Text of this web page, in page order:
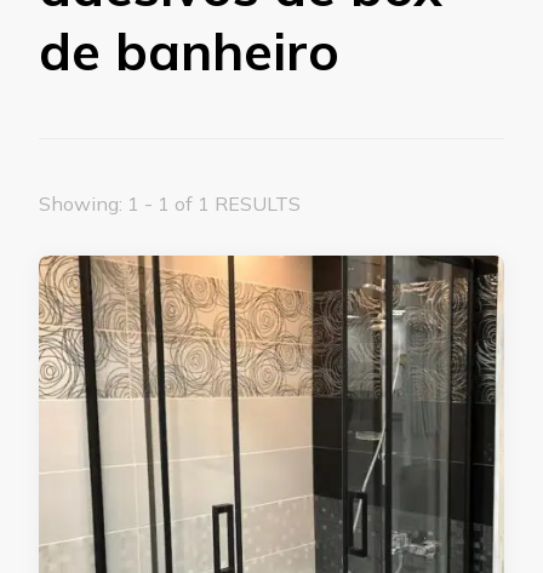
de banheiro
Showing: 1 - 1 of 1 RESULTS